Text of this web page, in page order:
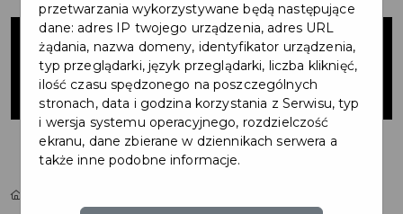
Toaleta
publiczna
przetwarzania wykorzystywane będą następujące
dane: adres IP twojego urządzenia, adres URL
żądania, nazwa domeny, identyfikator urządzenia,
typ przeglądarki, język przeglądarki, liczba kliknięć,
ilość czasu spędzonego na poszczególnych
stronach, data i godzina korzystania z Serwisu, typ
i wersja systemu operacyjnego, rozdzielczość
ekranu, dane zbierane w dziennikach serwera a
także inne podobne informacje.